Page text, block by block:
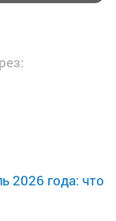
2026 года: что